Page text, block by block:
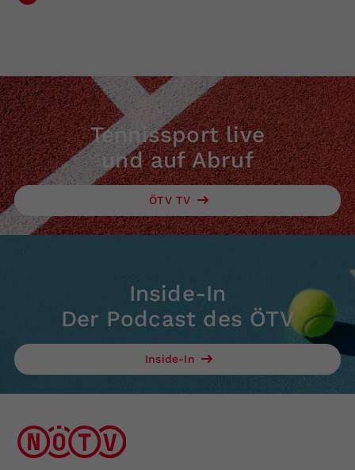
Tennissport live
und auf Abruf
ÖTV TV
Inside-In
Der Podcast des ÖTV
Inside-In